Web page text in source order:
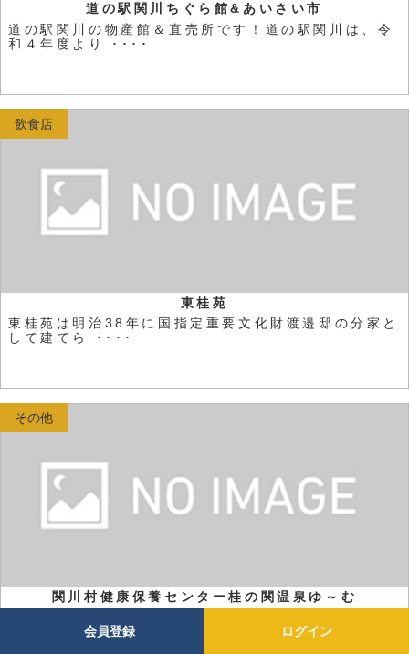
会員登録 ログイン
道の駅関川ちぐら館&あいさい市
道の駅関川の物産館＆直売所です！道の駅関川は、令
和４年度より ････
東桂苑
東桂苑は明治38年に国指定重要文化財渡邉邸の分家と
して建てら ････
飲食店
関川村健康保養センター桂の関温泉ゆ～む
場・露天風呂・ ････
その他